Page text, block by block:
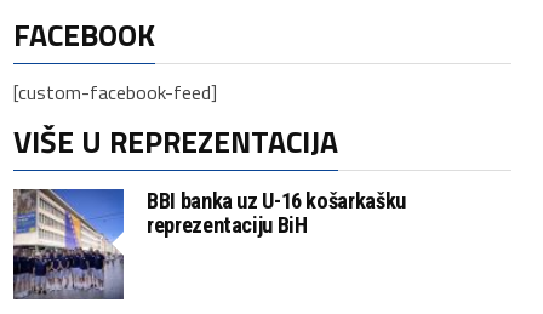
FACEBOOK
[custom-facebook-feed]
VIŠE U REPREZENTACIJA
BBI banka uz U-16 košarkašku
reprezentaciju BiH